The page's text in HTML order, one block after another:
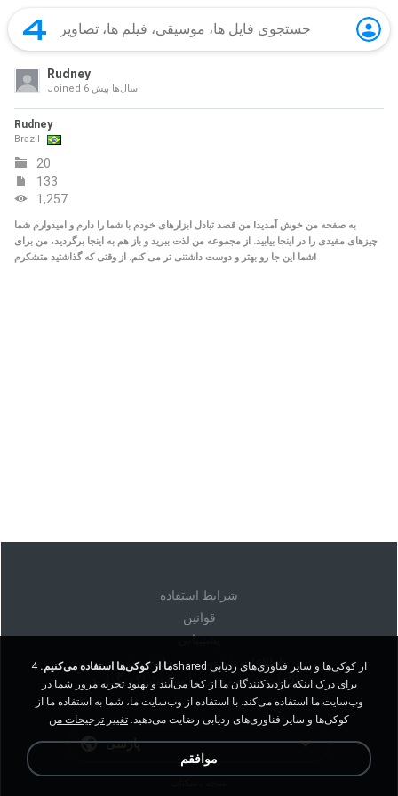
Rudney
Joined 6 سال‌ها پیش
Rudney
Brazil
20
133
1,257
به صفحه من خوش آمدید! من قصد تبادل ابزارهای خودم با شما را دارم و امیدوارم شما
چیزهای مفیدی را در اینجا بیابید. از مجموعه من لذت ببرید و باز هم به اینجا برگردید، من برای
شما این جا رو بهتر و دوست داشتنی تر می کنم. از وقتی که گذاشتید متشکرم!
شرايط استفاده
قوانين
پشتیبانی
اطلاعات شخصی من را نفروشید
اطلاعات شخصی من را به اشتراک نگذارید
پارسی
ما از کوکی‌ها استفاده می‌کنیم. 4shared از کوکی‌ها و سایر فناوری‌های ردیابی
برای درک اینکه بازدیدکنندگان ما از کجا می‌آیند و بهبود تجربه مرور شما در
وب‌سایت ما استفاده می‌کند. با استفاده از وب‌سایت ما، شما به استفاده ما از
کوکی‌ها و سایر فناوری‌های ردیابی رضایت می‌دهید. تغییر ترجیحات من
موافقم